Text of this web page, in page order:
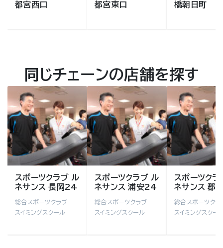
都宮西口
都宮東口
橋朝日町
同じチェーンの店舗を探す
スポーツクラブ ル
ネサンス 長岡24
総合スポーツクラブ
スイミングスクール
スポーツクラブ ル
ネサンス 浦安24
総合スポーツクラブ
スイミングスクール
スポーツクラ
ネサンス 郡
総合スポーツクラ
スイミングスクー